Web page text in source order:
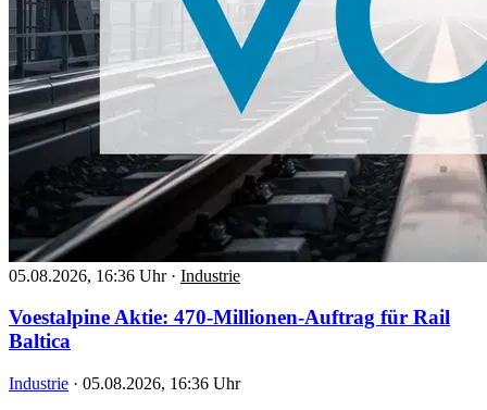
05.08.2026, 16:36 Uhr · Industrie
Voestalpine Aktie: 470-Millionen-Auftrag für Rail
Baltica
Industrie · 05.08.2026, 16:36 Uhr